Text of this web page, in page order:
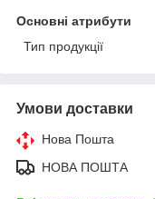
Основні атрибути
Тип продукції
Умови доставки
Нова Пошта
НОВА ПОШТА